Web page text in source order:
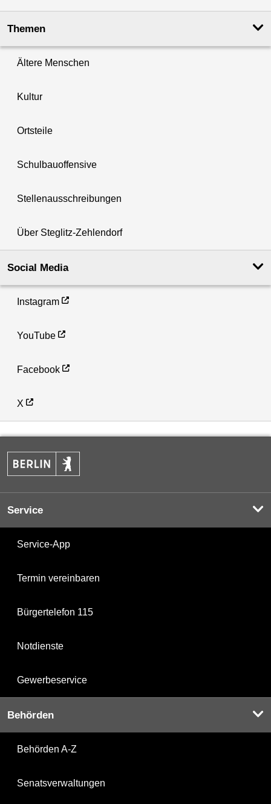
Themen
Ältere Menschen
Kultur
Ortsteile
Schulbauoffensive
Stellenausschreibungen
Über Steglitz-Zehlendorf
Social Media
Instagram
YouTube
Facebook
X
Service
Service-App
Termin vereinbaren
Bürgertelefon 115
Notdienste
Gewerbeservice
Behörden
Behörden A-Z
Senatsverwaltungen